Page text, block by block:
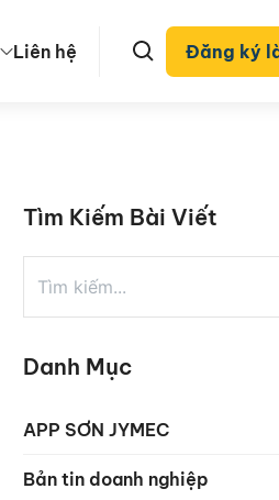
Liên hệ Đăng ký
Tìm Kiếm Bài Viết
Danh Mục
APP SƠN JYMEC
Bản tin doanh nghiệp